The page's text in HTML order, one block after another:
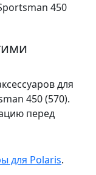
450
для
450 (570).
перед
для Polaris.